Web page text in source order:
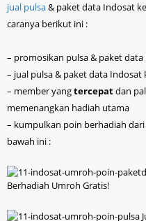
jual pulsa& paket data Indosat
caranya berikut ini :
– promosikan pulsa & paket
– jual pulsa & paket data Indosat
– member yangtercepatdan
memenangkan hadiah utama
– kumpulkan poin berhadiah
bawah ini :